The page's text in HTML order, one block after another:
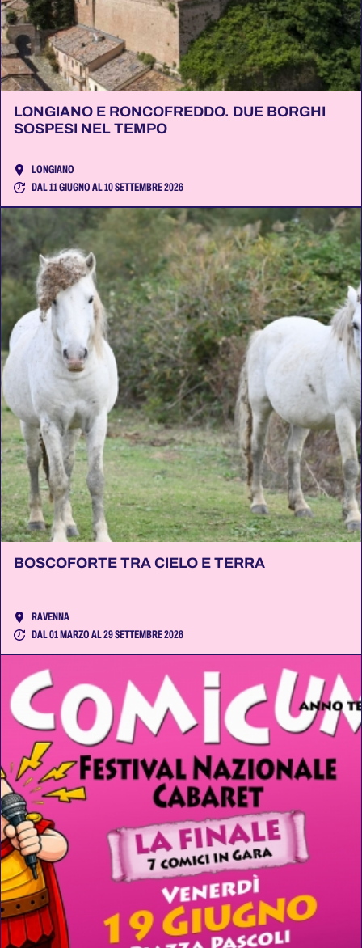
LONGIANO E RONCOFREDDO. DUE BORGHI
SOSPESI NEL TEMPO
LONGIANO
DAL 11 GIUGNO AL 10 SETTEMBRE 2026
BOSCOFORTE TRA CIELO E TERRA
RAVENNA
DAL 01 MARZO AL 29 SETTEMBRE 2026